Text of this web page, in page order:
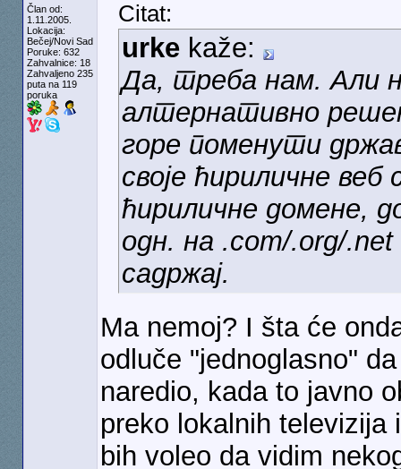
Član od:
1.11.2005.
Lokacija:
Bečej/Novi Sad
Poruke: 632
Zahvalnice: 18
Zahvaljeno 235
puta na 119
poruka
Citat:
urkekaže:
Да, треба нам. Али
алтернативно
горе поменути
своје ћириличне
ћириличне домене,
одн. на .com/.org/
садржај.
Ma nemoj? I šta će
odluče "jednoglasno"
naredio, kada to javno
preko lokalnih televizija
bih voleo da vidim